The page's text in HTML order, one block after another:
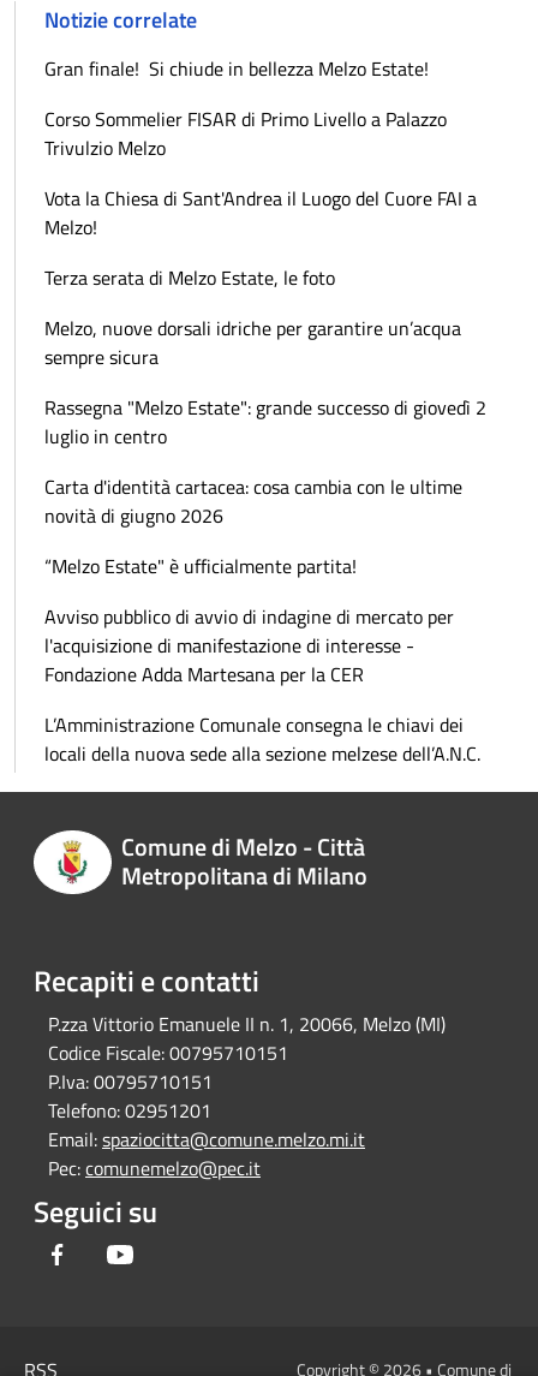
Notizie correlate
Gran finale! Si chiude in bellezza Melzo Estate!
Corso Sommelier FISAR di Primo Livello a Palazzo
Trivulzio Melzo
Vota la Chiesa di Sant'Andrea il Luogo del Cuore FAI a
Melzo!
Terza serata di Melzo Estate, le foto
Melzo, nuove dorsali idriche per garantire un’acqua
sempre sicura
Rassegna "Melzo Estate": grande successo di giovedì 2
luglio in centro
Carta d'identità cartacea: cosa cambia con le ultime
novità di giugno 2026
“Melzo Estate" è ufficialmente partita!
Avviso pubblico di avvio di indagine di mercato per
l'acquisizione di manifestazione di interesse -
Fondazione Adda Martesana per la CER
L’Amministrazione Comunale consegna le chiavi dei
locali della nuova sede alla sezione melzese dell’A.N.C.
Comune di Melzo - Città
Metropolitana di Milano
Recapiti e contatti
P.zza Vittorio Emanuele II n. 1, 20066, Melzo (MI)
Codice Fiscale:00795710151
P.Iva:00795710151
Telefono:02951201
Email:spaziocitta@comune.melzo.mi.it
Pec:comunemelzo@pec.it
Seguici su
Facebook
Copyright © 2026 • Comune di